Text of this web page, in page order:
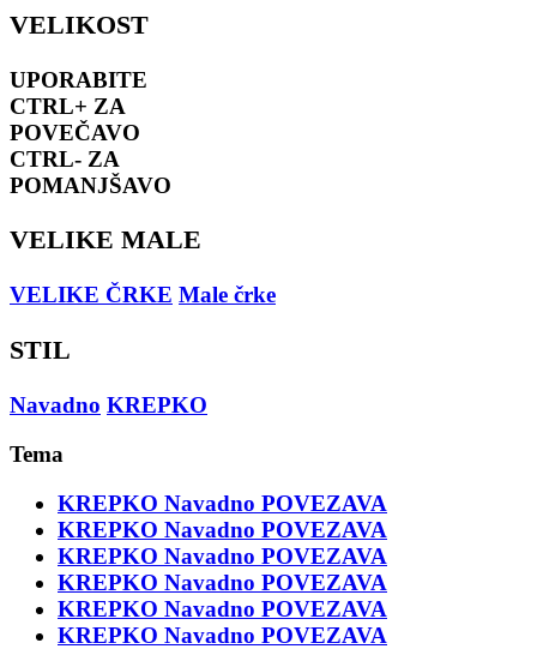
VELIKOST
UPORABITE
CTRL+ ZA
POVEČAVO
CTRL- ZA
POMANJŠAVO
VELIKE MALE
VELIKE ČRKE Male črke
STIL
Navadno KREPKO
Tema
KREPKO Navadno POVEZAVA
KREPKO Navadno POVEZAVA
KREPKO Navadno POVEZAVA
KREPKO Navadno POVEZAVA
KREPKO Navadno POVEZAVA
KREPKO Navadno POVEZAVA